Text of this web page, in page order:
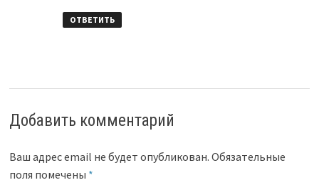
ОТВЕТИТЬ
Добавить комментарий
Ваш адрес email не будет опубликован. Обязательные
поля помечены *